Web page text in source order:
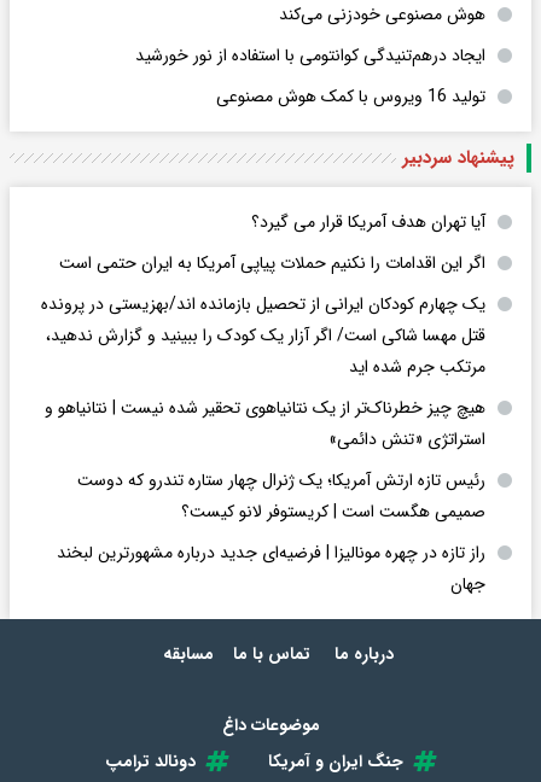
هوش مصنوعی خودزنی می‌کند
ایجاد درهم‌تنیدگی کوانتومی با استفاده از نور خورشید
تولید 16 ویروس با کمک هوش مصنوعی
پیشنهاد سردبیر
آیا تهران هدف آمریکا قرار می گیرد؟
اگر این اقدامات را نکنیم حملات پیاپی آمریکا به ایران حتمی است
یک چهارم کودکان ایرانی از تحصیل بازمانده اند/بهزیستی در پرونده
قتل مهسا شاکی است/ اگر آزار یک کودک را ببینید و گزارش ندهید،
مرتکب جرم شده اید
هیچ چیز خطرناک‌تر از یک نتانیاهوی تحقیر شده نیست | نتانیاهو و
استراتژی «تنش دائمی»
رئیس تازه ارتش آمریکا؛ یک ژنرال چهار ستاره تندرو که دوست
صمیمی هگست است | کریستوفر لانو کیست؟
راز تازه در چهره مونالیزا | فرضیه‌ای جدید درباره مشهورترین لبخند
جهان
درباره ما تماس با ما مسابقه
موضوعات داغ
جنگ ایران و آمریکا
دونالد ترامپ